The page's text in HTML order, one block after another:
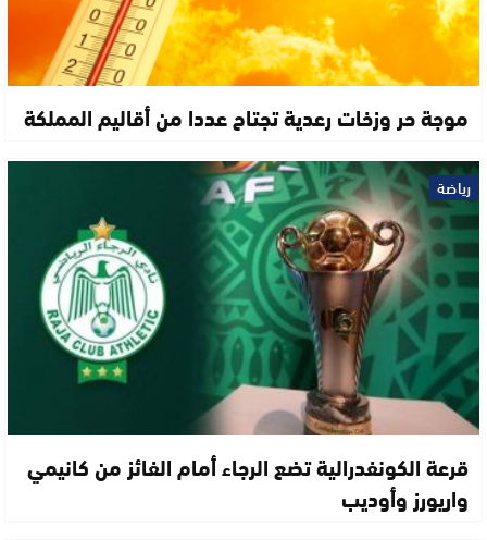
موجة حر وزخات رعدية تجتاح عددا من أقاليم المملكة
رياضة
قرعة الكونفدرالية تضع الرجاء أمام الفائز من كانيمي
واريورز وأوديب